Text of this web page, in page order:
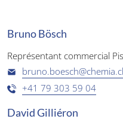
Bruno Bösch
Représentant commercial
+41 79 303 59 04
David Gilliéron